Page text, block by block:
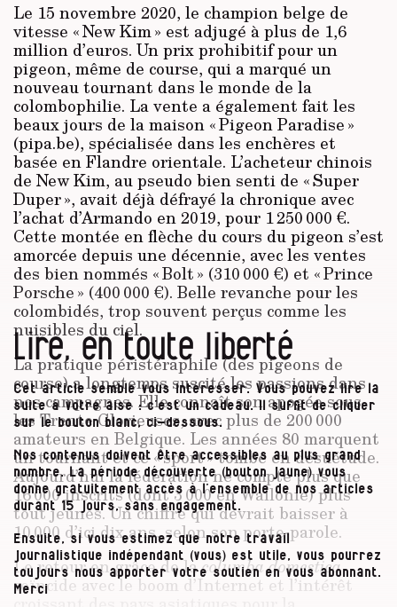
Le 15 novembre 2020, le champion belge de
vitesse « New Kim » est adjugé à plus de 1,6
million d’euros. Un prix prohibitif pour un
pigeon, même de course, qui a marqué un
nouveau tournant dans le monde de la
colombophilie. La vente a également fait les
beaux jours de la maison « Pigeon Paradise »
(pipa.be), spécialisée dans les enchères et
basée en Flandre orientale. L’acheteur chinois
de New Kim, au pseudo bien senti de « Super
Duper », avait déjà défrayé la chronique avec
l’achat d’Armando en 2019, pour 1 250 000 €.
Cette montée en flèche du cours du pigeon s’est
amorcée depuis une décennie, avec les ventes
des bien nommés « Bolt » (310 000 €) et « Prince
Porsche » (400 000 €). Belle revanche pour les
colombidés, trop souvent perçus comme les
nuisibles du ciel.
La pratique péristéraphile (des pigeons de
course) a longtemps suscité les passions dans
nos campagnes. Elle connaît son apogée sous
les Trente Glorieuses, avec plus de 200 000
amateurs en Belgique. Les années 80 marquent
un tournant et ce « sport » tombe en désuétude.
Aujourd’hui la fédération ne compte plus que
16 000 inscrits (dont 3 000 en Wallonie) plus
tout jeunes. Un chiffre qui devrait baisser à
10 000 d’ici dix ans, selon son porte-parole.
Le retour en grâce de lacolumba domestica
coïncide avec le boom d’Internet et l’intérêt
Lire, en toute liberté
Cet article semble vous intéresser. Vous pouvez lire la
suite à votre aise : c’est un cadeau. Il suffit de cliquer
sur le bouton blanc, ci-dessous.
Nos contenus doivent être accessibles au plus grand
nombre. La période découverte (bouton jaune) vous
donne gratuitement accès à l’ensemble de nos articles
durant 15 jours, sans engagement.
Ensuite, si vous estimez que notre travail
journalistique indépendant (vous) est utile, vous pourrez
toujours nous apporter votre soutien en vous abonnant.
Merci